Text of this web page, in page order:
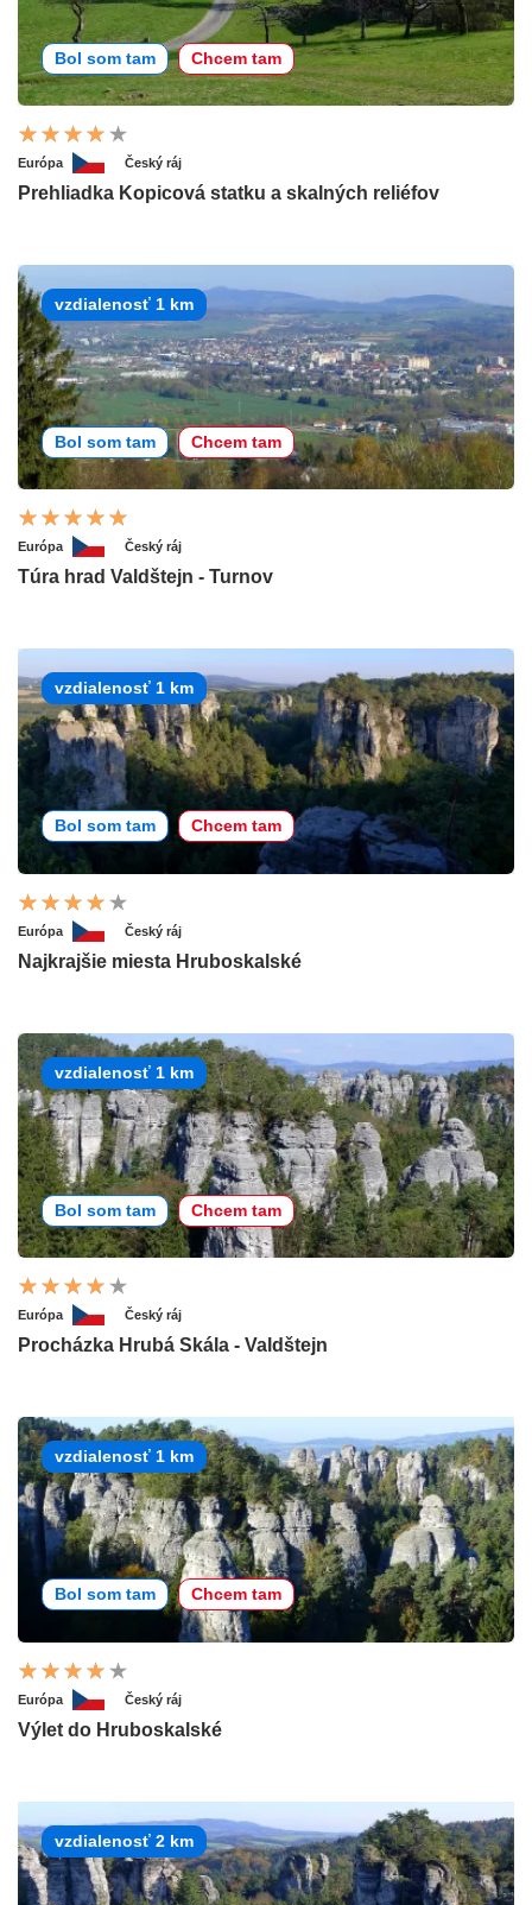
Bol som tam Chcem tam
Európa Český ráj
Prehliadka Kopicová statku a skalných reliéfov
vzdialenosť 1 km
Bol som tam Chcem tam
Európa Český ráj
Túra hrad Valdštejn - Turnov
vzdialenosť 1 km
Bol som tam Chcem tam
Európa Český ráj
Najkrajšie miesta Hruboskalské
vzdialenosť 1 km
Bol som tam Chcem tam
Európa Český ráj
Procházka Hrubá Skála - Valdštejn
vzdialenosť 1 km
Bol som tam Chcem tam
Európa Český ráj
Výlet do Hruboskalské
vzdialenosť 2 km